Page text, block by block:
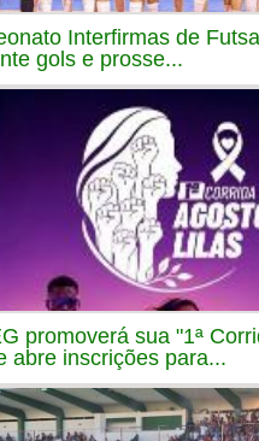
Interfirmas de
gols e prosse...
promoverá sua "1ª
abre inscrições para...